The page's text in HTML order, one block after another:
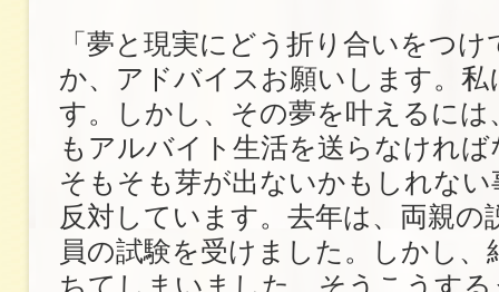
「夢と現実にどう折り合いをつ
か、アドバイスお願いします。
す。しかし、その夢を叶えるには
もアルバイト生活を送らなけれ
そもそも芽が出ないかもしれな
反対しています。去年は、両親の
員の試験を受けました。しかし、
ちてしまいました。そうこうす